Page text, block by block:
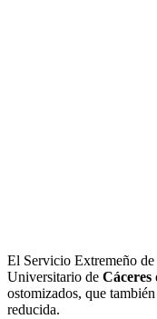
El Servicio Extremeño
Universitario de Cáceres
ostomizados, que
reducida.